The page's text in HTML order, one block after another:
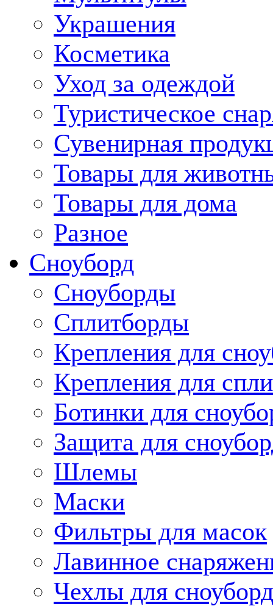
Украшения
Косметика
Уход за одеждой
Туристическое
Сувенирная
Товары для
Товары для дома
Разное
Сноуборд
Сноуборды
Сплитборды
Крепления для
Крепления для
Ботинки для
Защита для
Шлемы
Маски
Фильтры для масок
Лавинное
Чехлы для